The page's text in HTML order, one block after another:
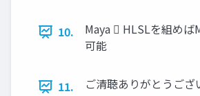
10.
Maya  HLSLを組めば
可能
11. ご清聴ありがとうござ